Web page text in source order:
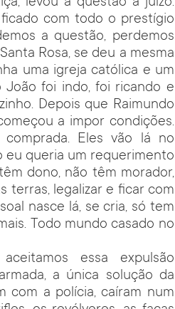
com todo o prestígio
a questão, perdemos
Rosa, se deu a mesma
uma igreja católica e um
João foi indo, foi ricando e
Depois que Raimundo
a impor condições.
Eles vão lá no
eu queria um requerimento
dono, não têm morador,
terras, legalizar e ficar com
nasce lá, se cria, só tem
Todo mundo casado no
essa expulsão
a única solução da
com a polícia, caíram num